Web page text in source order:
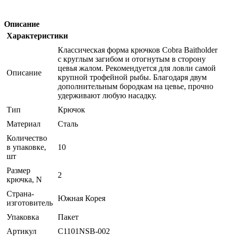
Описание
Характеристики
Описание
Классическая форма крючков Cobra Baitholder
c круглым загибом и отогнутым в сторону
цевья жалом. Рекомендуется для ловли самой
крупной трофейной рыбы. Благодаря двум
дополнительным бородкам на цевье, прочно
удерживают любую насадку.
Тип
Крючок
Материал
Сталь
Количество
в упаковке,
шт
10
Размер
крючка, N
2
Страна-
изготовитель
Южная Корея
Упаковка
Пакет
Артикул
C1101NSB-002